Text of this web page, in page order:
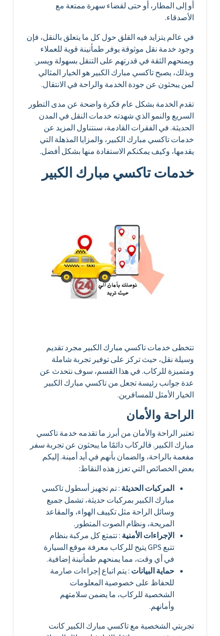
أو إلى المطار، أو حتى لقضاء سهرة ممتعة مع
الأصدقاء.
في عالم يتزايد فيه القلق حول كل ما يتعلق بالنقل، فإن
وجود خدمة نقل موثوقة يوفر طمأنينة قوية للعملاء
ويمنحهم الثقة في قدرتهم على التنقل بسهولة ويسر.
وبذلك، يصبح تاكسي مبارك الكبير هو الخيار المثالي
لمن يبحثون عن جودة الخدمة والراحة في الانتقال.
تقدم الخدمة بشكل عام فكرة واضحة عن مدى التطور
السريع والنمو الذي شهدته خدمات النقل في المدن
الحديثة. في الفقرات القادمة، سنتناول المزيد عن
خدمات تاكسي مبارك الكبير، والمزايا المذهلة التي
يقدمها، وكيف يمكنكم الاستفادة منها بشكل أفضل.
خدمات تاكسي مبارك الكبير
تتخطى خدمات تاكسي مبارك الكبير مجرد تقديم
وسيلة نقل، حيث تركز على توفير تجربة شاملة
ومتميزة للركاب. في هذا القسم، سوف نتحدث عن
عدة جوانب رئيسة تجعل من تاكسي مبارك الكبير
الخيار الأمثل للمسافرين.
الراحة والأمان
تعتبر الراحة والأمان من أبرز ما تقدمه خدمة تاكسي
مبارك الكبير. فالركاب دائمًا ما يبحثون عن تجربة سفر
مفعمة بالراحة، والضمان بأنهم في أيد أمينة. إليكم
بعض الخصائص التي تعزز هذه النقاط:
المركبات الحديثة: تم تجهيز أسطول تاكسي
مبارك الكبير بمركبات حديثة، تشمل جميع
وسائل الراحة مثل تكييف الهواء، والمقاعد
المريحة، ونظام الصوت المتطور.
الإجراءات الأمنية: تتمتع كل مركبة بنظام
تتبع GPS يتيح للركاب معرفة موقع السيارة
في أي وقت، مما يمنحهم طمأنينة إضافية.
حماية البيانات: يتم اتباع إجراءات صارمة
للحفاظ على خصوصية المعلومات
الشخصية للركاب، ما يضمن سلامتهم
وأمانهم.
تجربتي الشخصية مع تاكسي مبارك الكبير كانت